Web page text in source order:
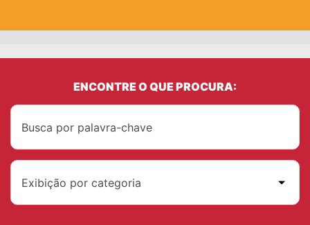
ENCONTRE O QUE PROCURA:
Exibição por categoria